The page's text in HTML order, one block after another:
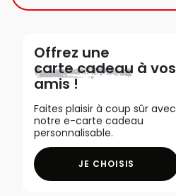
Offrez une
carte cadeau à vos
amis !
Faites plaisir à coup sûr avec
notre e-carte cadeau
personnalisable.
JE CHOISIS